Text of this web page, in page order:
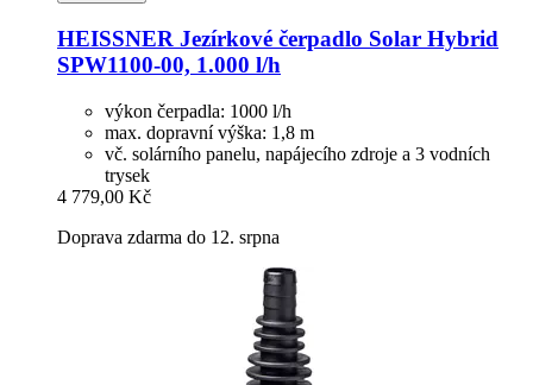
HEISSNER Jezírkové čerpadlo Solar Hybrid
SPW1100-​00, 1.000 l/h
výkon čerpadla: 1000 l/h
max. dopravní výška: 1,8 m
vč. solárního panelu, napájecího zdroje a 3 vodních
trysek
4 779,00 Kč
Doprava zdarma do 12. srpna